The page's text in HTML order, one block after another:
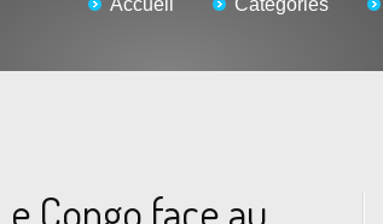
Accueil Catégories
Congo face au